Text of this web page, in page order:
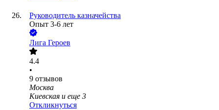
Руководитель казначейства
Опыт 3-6 лет
Лига Героев
4.4
•
9 отзывов
Москва
Киевская и еще 3
Откликнуться